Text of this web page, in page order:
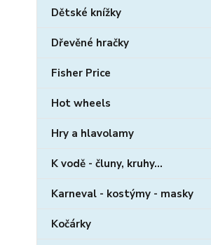
Dětské knížky
Dřevěné hračky
Fisher Price
Hot wheels
Hry a hlavolamy
K vodě - čluny, kruhy...
Karneval - kostýmy - masky
Kočárky